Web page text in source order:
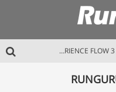
נעלי כביש ALTRA EXPERIENCE FLOW 3